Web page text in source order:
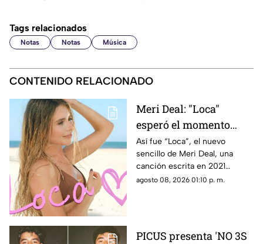
Tags relacionados
Notas Notas Música
CONTENIDO RELACIONADO
Meri Deal: "Loca"
esperó el momento
perfecto. Hoy por fin es
tuya
Así fue “Loca”, el nuevo
sencillo de Meri Deal, una
canción escrita en 2021
durante una sesión muy
agosto 08, 2026 01:10 p. m.
PICUS presenta 'NO 3S